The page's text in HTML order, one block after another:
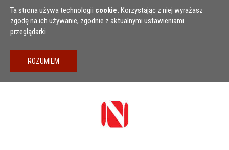
Przejdź do treści
Ta strona używa technologii cookie. Korzystając z niej wyrażasz
zgodę na ich używanie, zgodnie z aktualnymi ustawieniami
przeglądarki.